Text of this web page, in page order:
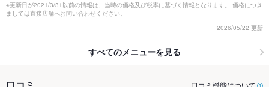
※更新日が2021/3/31以前の情報は、当時の価格及び税率に基づく情報となります。 価格につき
ましては直接店舗へお問い合わせください。
2026/05/22 更新
すべてのメニューを見る
口コミ機能について